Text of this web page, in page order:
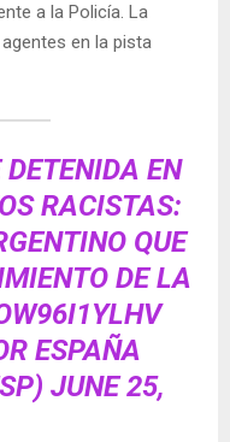
a la Policía. La
en la pista
EN
RACISTAS:
QUE
DE LA
ESPAÑA
JUNE 25,